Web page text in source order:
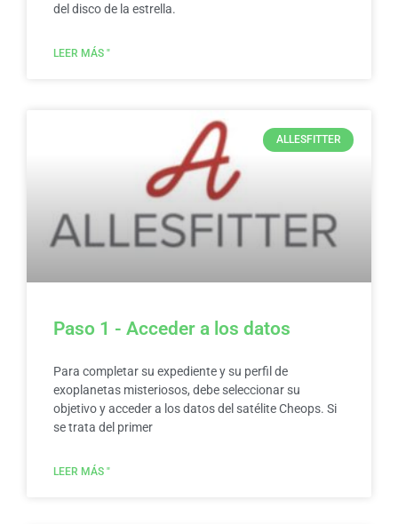
del disco de la estrella.
LEER MÁS "
ALLESFITTER
Paso 1 - Acceder a los datos
Para completar su expediente y su perfil de
exoplanetas misteriosos, debe seleccionar su
objetivo y acceder a los datos del satélite Cheops. Si
se trata del primer
LEER MÁS "